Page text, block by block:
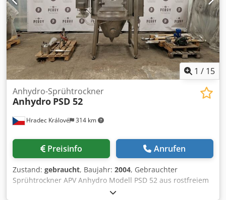
1 / 15
Hradec Králové 314 km
Anhydro-Sprühtrockner
Anhydro PSD 52
Preisinfo Anrufen
Zustand: gebraucht, Baujahr: 2004, Gebrauchter
Sprühtrockner APV Anhydro Modell PSD 52 aus rostfreiem
Stahl (AISI 316). Maximale Trocknungskapazität der